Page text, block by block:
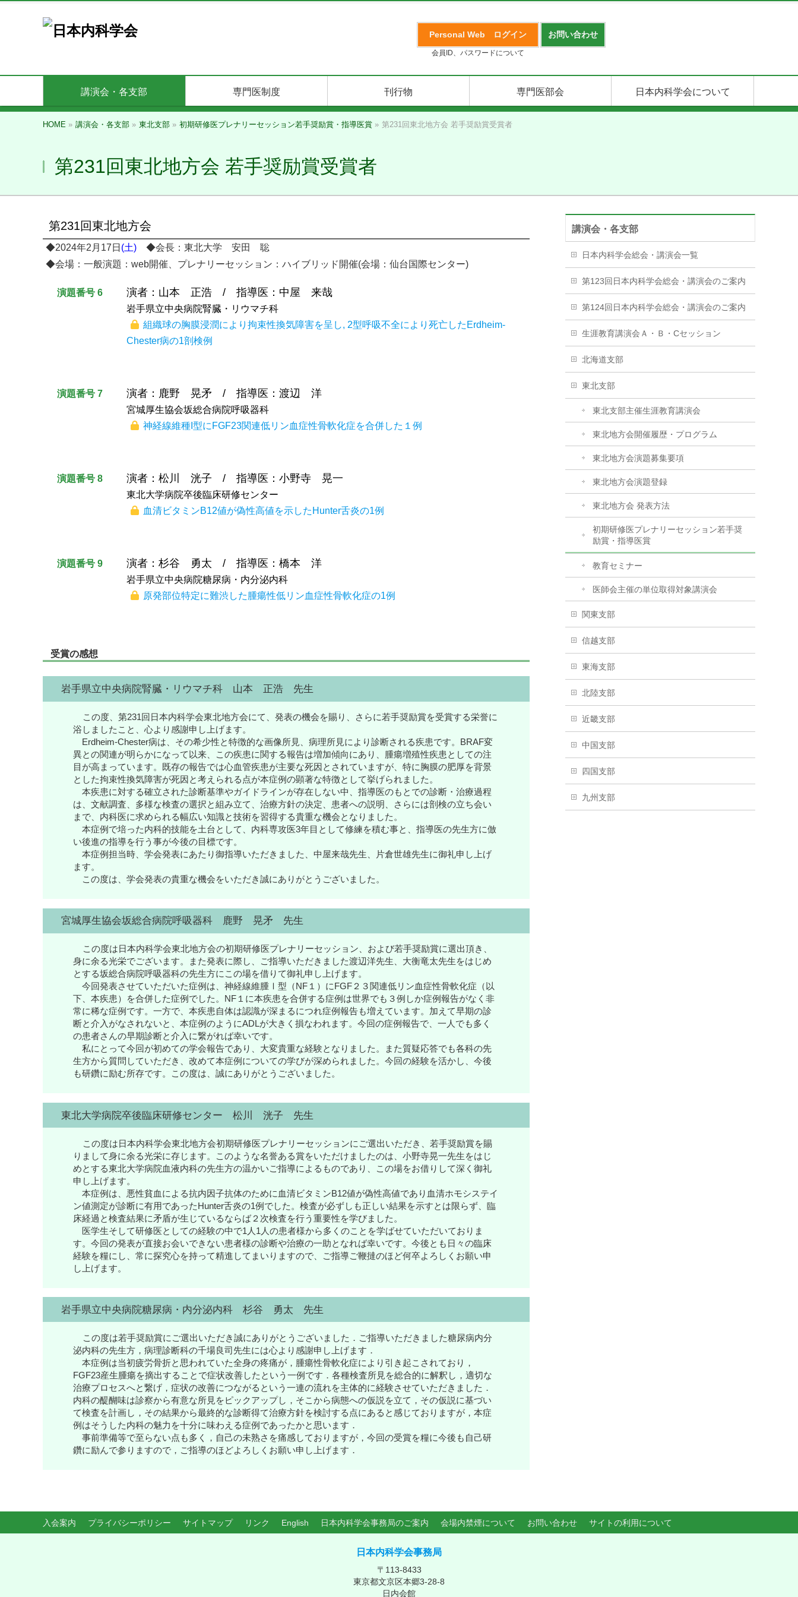
お問い合わせ
Personal Web ログイン
会員ID、パスワードについて
講演会・各支部 専門医制度 刊行物 専門医部会 日本内科学会について
HOME » 講演会・各支部 » 東北支部 » 初期研修医プレナリーセッション若手奨励賞・指導医賞 » 第231回東北地方会 若手奨励賞受賞者
第231回東北地方会 若手奨励賞受賞者
第231回東北地方会
◆2024年2月17日 (土) ◆会長：東北大学 安田 聡
◆会場：一般演題：web開催、プレナリーセッション：ハイブリッド開催(会場：仙台国際センター)
演題番号 6 演者：山本 正浩 / 指導医：中屋 来哉
岩手県立中央病院腎臓・リウマチ科
組織球の胸膜浸潤により拘束性換気障害を呈し, 2型呼吸不全により死亡したErdheim-
Chester病の1剖検例
演題番号 7 演者：鹿野 晃矛 / 指導医：渡辺 洋
宮城厚生協会坂総合病院呼吸器科
神経線維種I型にFGF23関連低リン血症性骨軟化症を合併した１例
演題番号 8 演者：松川 洸子 / 指導医：小野寺 晃一
東北大学病院卒後臨床研修センター
血清ビタミンB12値が偽性高値を示したHunter舌炎の1例
演題番号 9 演者：杉谷 勇太 / 指導医：橋本 洋
岩手県立中央病院糖尿病・内分泌内科
原発部位特定に難渋した腫瘍性低リン血症性骨軟化症の1例
受賞の感想
岩手県立中央病院腎臓・リウマチ科 山本 正浩 先生
この度、第231回日本内科学会東北地方会にて、発表の機会を賜り、さらに若手奨励賞を受賞する栄誉に
浴しましたこと、心より感謝申し上げます。
Erdheim-Chester病は、その希少性と特徴的な画像所見、病理所見により診断される疾患です。BRAF変
異との関連が明らかになって以来、この疾患に関する報告は増加傾向にあり、腫瘍増殖性疾患としての注
目が高まっています。既存の報告では心血管疾患が主要な死因とされていますが、特に胸膜の肥厚を背景
とした拘束性換気障害が死因と考えられる点が本症例の顕著な特徴として挙げられました。
本疾患に対する確立された診断基準やガイドラインが存在しない中、指導医のもとでの診断・治療過程
は、文献調査、多様な検査の選択と組み立て、治療方針の決定、患者への説明、さらには剖検の立ち会い
まで、内科医に求められる幅広い知識と技術を習得する貴重な機会となりました。
本症例で培った内科的技能を土台として、内科専攻医3年目として修練を積む事と、指導医の先生方に倣
い後進の指導を行う事が今後の目標です。
本症例担当時、学会発表にあたり御指導いただきました、中屋来哉先生、片倉世雄先生に御礼申し上げ
ます。
この度は、学会発表の貴重な機会をいただき誠にありがとうございました。
宮城厚生協会坂総合病院呼吸器科 鹿野 晃矛 先生
この度は日本内科学会東北地方会の初期研修医プレナリーセッション、および若手奨励賞に選出頂き、
身に余る光栄でございます。また発表に際し、ご指導いただきました渡辺洋先生、大衡竜太先生をはじめ
とする坂総合病院呼吸器科の先生方にこの場を借りて御礼申し上げます。
今回発表させていただいた症例は、神経線維腫Ⅰ型（NF１）にFGF２３関連低リン血症性骨軟化症（以
下、本疾患）を合併した症例でした。NF１に本疾患を合併する症例は世界でも３例しか症例報告がなく非
常に稀な症例です。一方で、本疾患自体は認識が深まるにつれ症例報告も増えています。加えて早期の診
断と介入がなされないと、本症例のようにADLが大きく損なわれます。今回の症例報告で、一人でも多く
の患者さんの早期診断と介入に繋がれば幸いです。
私にとって今回が初めての学会報告であり、大変貴重な経験となりました。また質疑応答でも各科の先
生方から質問していただき、改めて本症例についての学びが深められました。今回の経験を活かし、今後
も研鑽に励む所存です。この度は、誠にありがとうございました。
東北大学病院卒後臨床研修センター 松川 洸子 先生
この度は日本内科学会東北地方会初期研修医プレナリーセッションにご選出いただき、若手奨励賞を賜
りまして身に余る光栄に存じます。このような名誉ある賞をいただけましたのは、小野寺晃一先生をはじ
めとする東北大学病院血液内科の先生方の温かいご指導によるものであり、この場をお借りして深く御礼
申し上げます。
本症例は、悪性貧血による抗内因子抗体のために血清ビタミンB12値が偽性高値であり血清ホモシステイ
ン値測定が診断に有用であったHunter舌炎の1例でした。検査が必ずしも正しい結果を示すとは限らず、臨
床経過と検査結果に矛盾が生じているならば２次検査を行う重要性を学びました。
医学生そして研修医としての経験の中で1人1人の患者様から多くのことを学ばせていただいておりま
す。今回の発表が直接お会いできない患者様の診断や治療の一助となれば幸いです。今後とも日々の臨床
経験を糧にし、常に探究心を持って精進してまいりますので、ご指導ご鞭撻のほど何卒よろしくお願い申
し上げます。
岩手県立中央病院糖尿病・内分泌内科 杉谷 勇太 先生
この度は若手奨励賞にご選出いただき誠にありがとうございました．ご指導いただきました糖尿病内分
泌内科の先生方，病理診断科の千場良司先生には心より感謝申し上げます．
本症例は当初疲労骨折と思われていた全身の疼痛が，腫瘍性骨軟化症により引き起こされており，
FGF23産生腫瘍を摘出することで症状改善したという一例です．各種検査所見を総合的に解釈し，適切な
治療プロセスへと繋げ，症状の改善につながるという一連の流れを主体的に経験させていただきました．
内科の醍醐味は診察から有意な所見をピックアップし，そこから病態への仮説を立て，その仮説に基づい
て検査を計画し，その結果から最終的な診断得て治療方針を検討する点にあると感じておりますが，本症
例はそうした内科の魅力を十分に味わえる症例であったかと思います．
事前準備等で至らない点も多く，自己の未熟さを痛感しておりますが，今回の受賞を糧に今後も自己研
鑽に励んで参りますので，ご指導のほどよろしくお願い申し上げます．
講演会・各支部
日本内科学会総会・講演会一覧
第123回日本内科学会総会・講演会のご案内
第124回日本内科学会総会・講演会のご案内
生涯教育講演会Ａ・Ｂ・Cセッション
北海道支部
東北支部
東北支部主催生涯教育講演会
東北地方会開催履歴・プログラム
東北地方会演題募集要項
東北地方会演題登録
東北地方会 発表方法
初期研修医プレナリーセッション若手奨
励賞・指導医賞
教育セミナー
医師会主催の単位取得対象講演会
関東支部
信越支部
東海支部
北陸支部
近畿支部
中国支部
四国支部
九州支部
入会案内 プライバシーポリシー サイトマップ リンク English 日本内科学会事務局のご案内 会場内禁煙について お問い合わせ サイトの利用について
日本内科学会事務局
〒113-8433
東京都文京区本郷3-28-8
日内会館